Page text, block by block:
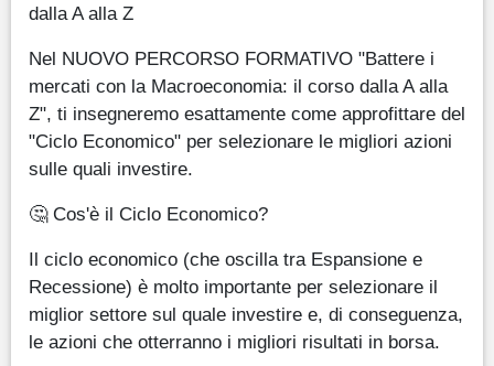
dalla A alla Z
Nel NUOVO PERCORSO FORMATIVO "Battere i
mercati con la Macroeconomia: il corso dalla A alla
Z", ti insegneremo esattamente come approfittare del
"Ciclo Economico" per selezionare le migliori azioni
sulle quali investire.
🤔 Cos'è il Ciclo Economico?
Il ciclo economico (che oscilla tra Espansione e
Recessione) è molto importante per selezionare il
miglior settore sul quale investire e, di conseguenza,
le azioni che otterranno i migliori risultati in borsa.